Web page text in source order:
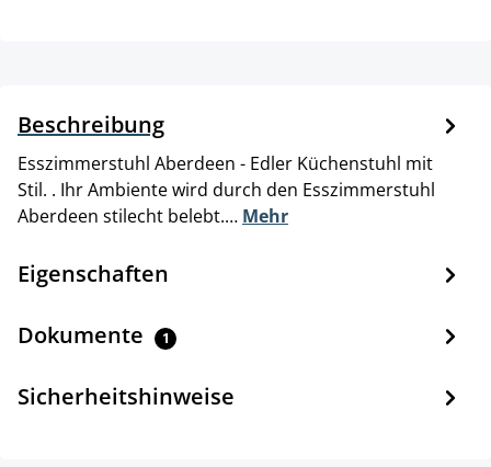
Beschreibung
Esszimmerstuhl Aberdeen - Edler Küchenstuhl mit
Stil. . Ihr Ambiente wird durch den Esszimmerstuhl
Aberdeen stilecht belebt.… Mehr
Eigenschaften
Dokumente 1
Sicherheitshinweise